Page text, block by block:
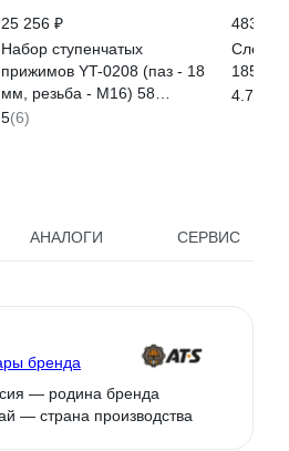
25 256 ₽
Набор ступенчатых
прижимов YT-0208 (паз - 18
мм, резьба - М16) 58
предметов SOVIS 26922
5(6)
483 ₽
185 х
4.7
АНАЛОГИ СЕРВИС
бренда
— родина бренда
— страна производства